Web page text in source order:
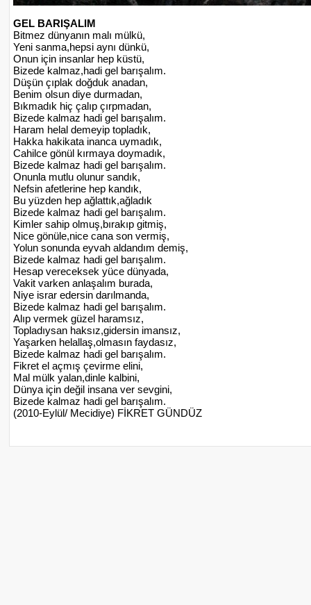
GEL BARIŞALIM
Bitmez dünyanın malı mülkü,
Yeni sanma,hepsi aynı dünkü,
Onun için insanlar hep küstü,
Bizede kalmaz,hadi gel barışalım.
Düşün çıplak doğduk anadan,
Benim olsun diye durmadan,
Bıkmadık hiç çalıp çırpmadan,
Bizede kalmaz hadi gel barışalım.
Haram helal demeyip topladık,
Hakka hakikata inanca uymadık,
Cahilce gönül kırmaya doymadık,
Bizede kalmaz hadi gel barışalım.
Onunla mutlu olunur sandık,
Nefsin afetlerine hep kandık,
Bu yüzden hep ağlattık,ağladık
Bizede kalmaz hadi gel barışalım.
Kimler sahip olmuş,bırakıp gitmiş,
Nice gönüle,nice cana son vermiş,
Yolun sonunda eyvah aldandım demiş,
Bizede kalmaz hadi gel barışalım.
Hesap vereceksek yüce dünyada,
Vakit varken anlaşalım burada,
Niye israr edersin darılmanda,
Bizede kalmaz hadi gel barışalım.
Alıp vermek güzel haramsız,
Topladıysan haksız,gidersin imansız,
Yaşarken helallaş,olmasın faydasız,
Bizede kalmaz hadi gel barışalım.
Fikret el açmış çevirme elini,
Mal mülk yalan,dinle kalbini,
Dünya için değil insana ver sevgini,
Bizede kalmaz hadi gel barışalım.
(2010-Eylül/ Mecidiye) FİKRET GÜNDÜZ